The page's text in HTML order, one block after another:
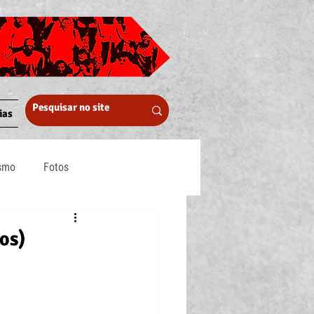
Fotos